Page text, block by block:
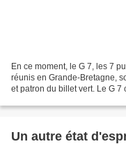
En ce moment, le G 7, les 7
réunis en Grande-Bretagne,
et patron du billet vert. Le G 7
Un autre état